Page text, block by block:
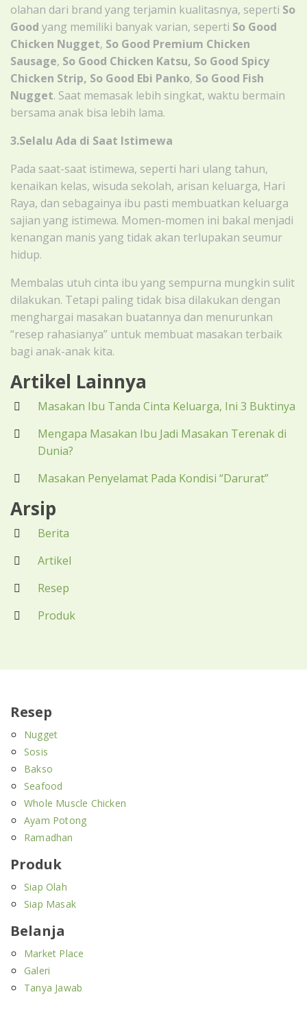
olahan dari brand yang terjamin kualitasnya, seperti So
Good yang memiliki banyak varian, seperti So Good
Chicken Nugget, So Good Premium Chicken
Sausage, So Good Chicken Katsu, So Good Spicy
Chicken Strip, So Good Ebi Panko, So Good Fish
Nugget. Saat memasak lebih singkat, waktu bermain
bersama anak bisa lebih lama.
3.Selalu Ada di Saat Istimewa
Pada saat-saat istimewa, seperti hari ulang tahun,
kenaikan kelas, wisuda sekolah, arisan keluarga, Hari
Raya, dan sebagainya ibu pasti membuatkan keluarga
sajian yang istimewa. Momen-momen ini bakal menjadi
kenangan manis yang tidak akan terlupakan seumur
hidup.
Membalas utuh cinta ibu yang sempurna mungkin sulit
dilakukan. Tetapi paling tidak bisa dilakukan dengan
menghargai masakan buatannya dan menurunkan
“resep rahasianya” untuk membuat masakan terbaik
bagi anak-anak kita.
Artikel Lainnya
Masakan Ibu Tanda Cinta Keluarga, Ini 3 Buktinya
Mengapa Masakan Ibu Jadi Masakan Terenak di
Dunia?
Masakan Penyelamat Pada Kondisi “Darurat”
Arsip
Berita
Artikel
Resep
Produk
Resep
Nugget
Sosis
Bakso
Seafood
Whole Muscle Chicken
Ayam Potong
Ramadhan
Produk
Siap Olah
Siap Masak
Belanja
Market Place
Galeri
Tanya Jawab